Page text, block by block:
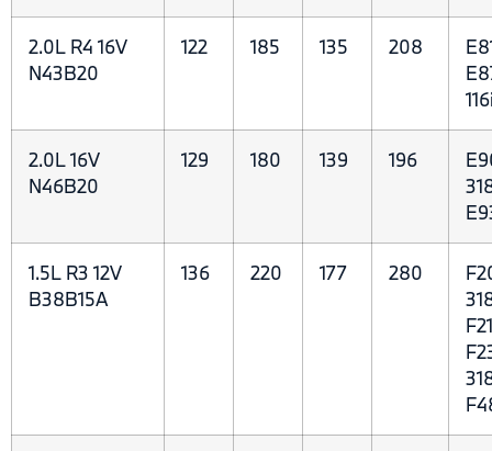
2.0L R4 16V
N43B20
122 185 135 208
2.0L 16V
N46B20
129 180 139 196
1.5L R3 12V
В38B15A
136 220 177 280